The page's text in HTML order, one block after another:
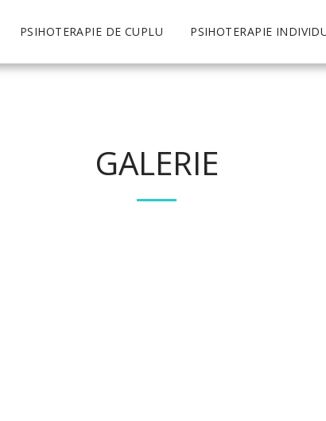
PSIHOTERAPIE DE CUPLU PSIHOTERAPIE
GALERIE